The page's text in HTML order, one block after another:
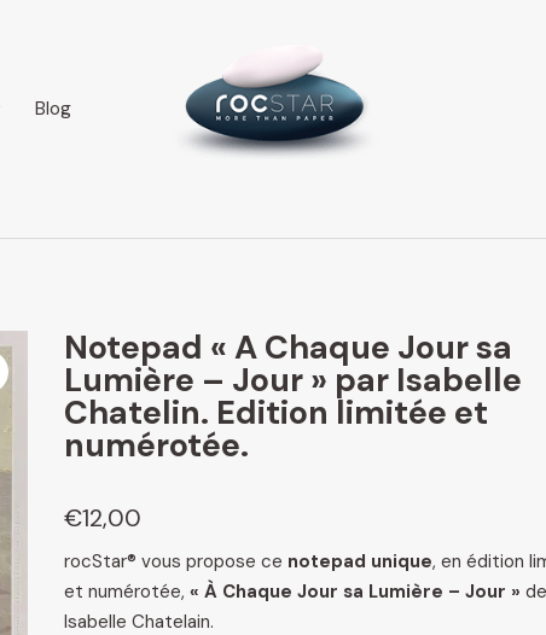
Blog
Notepad « A Chaque Jour sa
Lumière – Jour » par Isabelle
Chatelin. Edition limitée et
numérotée.
€12,00
rocStar® vous propose ce notepad unique, en édition
et numérotée, « À Chaque Jour sa Lumière – Jour » de
Isabelle Chatelain.